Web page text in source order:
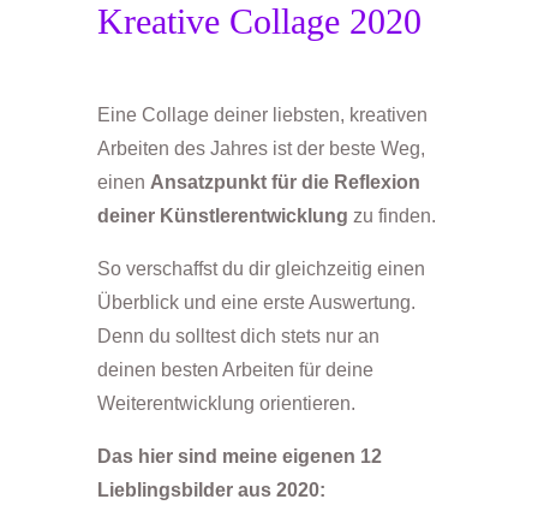
Kreative Collage 2020
Eine Collage deiner liebsten, kreativen
Arbeiten des Jahres ist der beste Weg,
einen Ansatzpunkt für die Reflexion
deiner Künstlerentwicklung zu finden.
So verschaffst du dir gleichzeitig einen
Überblick und eine erste Auswertung.
Denn du solltest dich stets nur an
deinen besten Arbeiten für deine
Weiterentwicklung orientieren.
Das hier sind meine eigenen 12
Lieblingsbilder aus 2020: